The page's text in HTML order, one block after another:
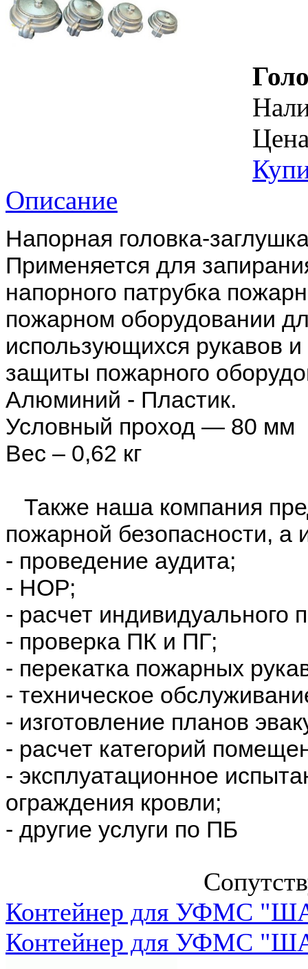
Описание
Напорная головка-
Применяется для
напорного патрубка
пожарном оборудовании
использующихся рукавов
защиты пожарного
Алюминий - Пластик.
Условный проход — 80 мм
Вес – 0,62 кг
Также наша компания
пожарной безопасности, а
- проведение аудита;
- НОР;
- расчет индивидуального
- проверка ПК и ПГ;
- перекатка пожарных
- техническое
- изготовление планов
- расчет категорий
- эксплуатационное
ограждения кровли;
- другие услуги по ПБ
Контейнер для УФМС
Контейнер для УФМС